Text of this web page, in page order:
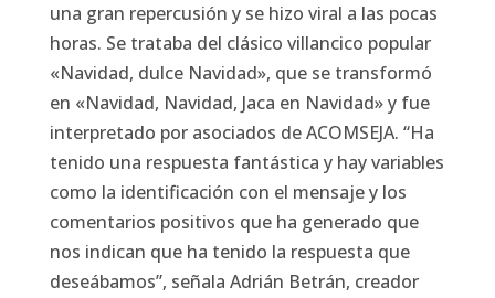
una gran repercusión y se hizo viral a las pocas
horas. Se trataba del clásico villancico popular
«Navidad, dulce Navidad», que se transformó
en «Navidad, Navidad, Jaca en Navidad» y fue
interpretado por asociados de ACOMSEJA. “Ha
tenido una respuesta fantástica y hay variables
como la identificación con el mensaje y los
comentarios positivos que ha generado que
nos indican que ha tenido la respuesta que
deseábamos”, señala Adrián Betrán, creador